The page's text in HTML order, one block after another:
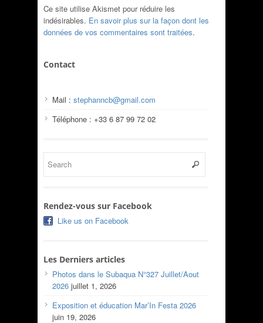
Ce site utilise Akismet pour réduire les
indésirables. En savoir plus sur la façon dont les
données de vos commentaires sont traitées.
Contact
Mail : stephanncb@gmail.com
Téléphone : +33 6 87 99 72 02
Rendez-vous sur Facebook
Like us on Facebook
Les Derniers articles
Photos dans le Subaqua N°327 Juillet/Aout
2026 juillet 1, 2026
Exposition et éducation Mar’In Festa 2026
juin 19, 2026